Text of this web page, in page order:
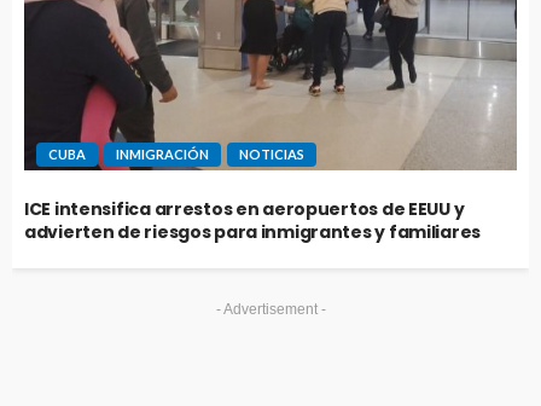
CUBA INMIGRACIÓN NOTICIAS
ICE intensifica arrestos en aeropuertos de EEUU y
advierten de riesgos para inmigrantes y familiares
- Advertisement -